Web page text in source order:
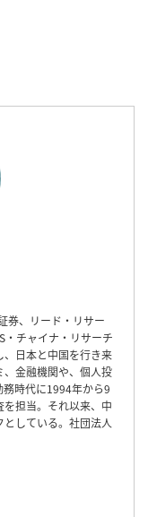
券、リード・リサー
・チャイナ・リサーチ
、日本と中国を行き来
、金融機関や、個人投
時代に1994年から9
担当。それ以来、中
している。社団法人